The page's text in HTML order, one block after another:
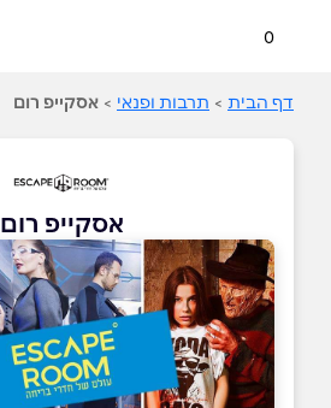
0
דף הבית > תרבות ופנאי > אסקייפ רום
אסקייפ רום